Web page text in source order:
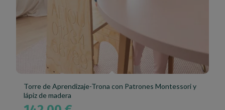
Torre de Aprendizaje-Trona con Patrones Montessori y
lápiz de madera